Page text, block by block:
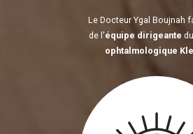
Le Docteur Ygal Boujnah
de l'équipe dirigeante du
ophtalmologique